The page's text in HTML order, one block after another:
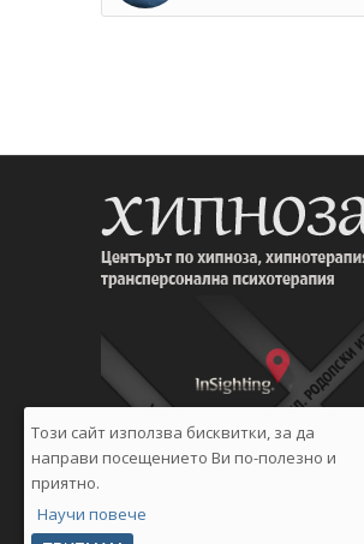
Този сайт използва бисквитки, за да
направи посещението Ви по-полезно и
приятно.
Научи повече